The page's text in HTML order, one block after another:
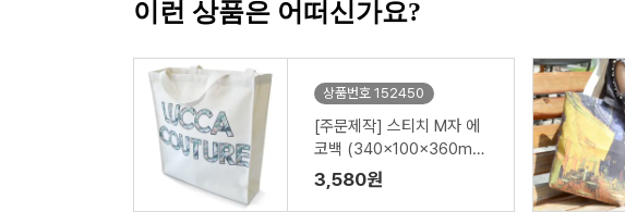
이런 상품은 어떠신가요?
상품번호 152450
[주문제작] 스티치 M자 에
코백 (340x100x360m
m)
3,580원